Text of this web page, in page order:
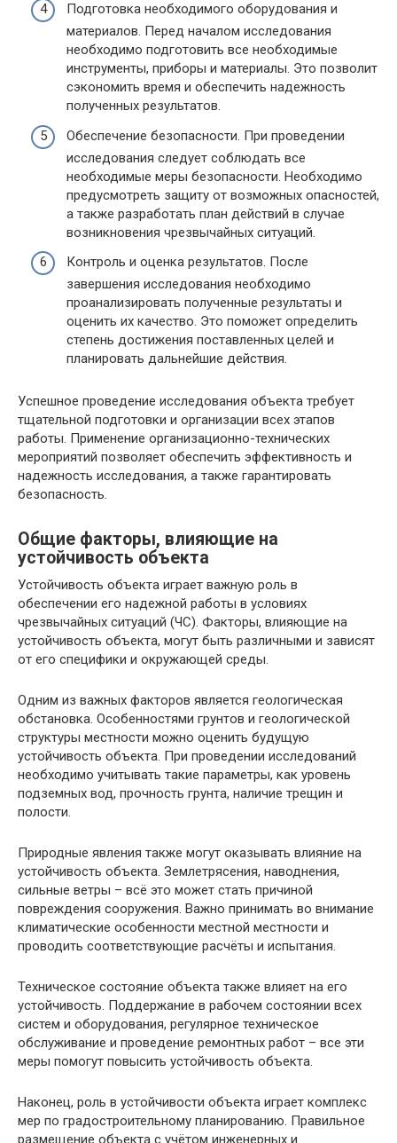
Подготовка необходимого оборудования и
материалов. Перед началом исследования
необходимо подготовить все необходимые
инструменты, приборы и материалы. Это позволит
сэкономить время и обеспечить надежность
полученных результатов.
Обеспечение безопасности. При проведении
исследования следует соблюдать все
необходимые меры безопасности. Необходимо
предусмотреть защиту от возможных опасностей,
а также разработать план действий в случае
возникновения чрезвычайных ситуаций.
Контроль и оценка результатов. После
завершения исследования необходимо
проанализировать полученные результаты и
оценить их качество. Это поможет определить
степень достижения поставленных целей и
планировать дальнейшие действия.
Успешное проведение исследования объекта требует
тщательной подготовки и организации всех этапов
работы. Применение организационно-технических
мероприятий позволяет обеспечить эффективность и
надежность исследования, а также гарантировать
безопасность.
Общие факторы, влияющие на
устойчивость объекта
Устойчивость объекта играет важную роль в
обеспечении его надежной работы в условиях
чрезвычайных ситуаций (ЧС). Факторы, влияющие на
устойчивость объекта, могут быть различными и зависят
от его специфики и окружающей среды.
Одним из важных факторов является геологическая
обстановка. Особенностями грунтов и геологической
структуры местности можно оценить будущую
устойчивость объекта. При проведении исследований
необходимо учитывать такие параметры, как уровень
подземных вод, прочность грунта, наличие трещин и
полости.
Природные явления также могут оказывать влияние на
устойчивость объекта. Землетрясения, наводнения,
сильные ветры – всё это может стать причиной
повреждения сооружения. Важно принимать во внимание
климатические особенности местной местности и
проводить соответствующие расчёты и испытания.
Техническое состояние объекта также влияет на его
устойчивость. Поддержание в рабочем состоянии всех
систем и оборудования, регулярное техническое
обслуживание и проведение ремонтных работ – все эти
меры помогут повысить устойчивость объекта.
Наконец, роль в устойчивости объекта играет комплекс
мер по градостроительному планированию. Правильное
размещение объекта с учётом инженерных и